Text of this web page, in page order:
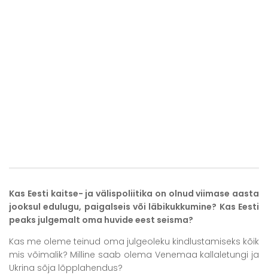
Kas Eesti kaitse- ja välispoliitika on olnud viimase aasta
jooksul edulugu, paigalseis või läbikukkumine? Kas Eesti
peaks julgemalt oma huvide eest seisma?
Kas me oleme teinud oma julgeoleku kindlustamiseks kõik
mis võimalik? Milline saab olema Venemaa kallaletungi ja
Ukrina sõja lõpplahendus?